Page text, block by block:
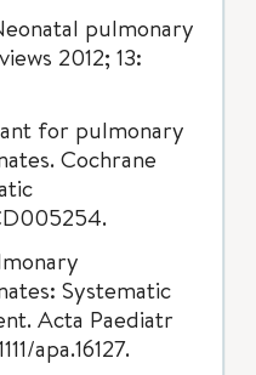
pulmonary
2012; 13:
for pulmonary
Cochrane
Systematic
Acta Paediatr
apa.16127.